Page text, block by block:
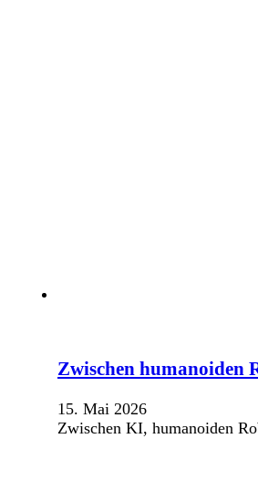
Zwischen humanoiden
15. Mai 2026
Zwischen KI, humanoiden